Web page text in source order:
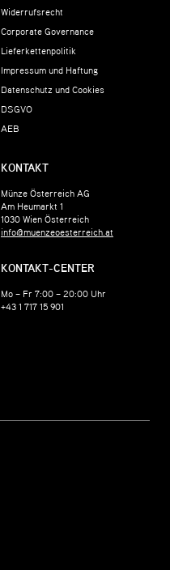
Widerrufsrecht
Corporate Governance
Lieferkettenpolitik
Impressum und Haftung
Datenschutz und Cookies
DSGVO
AEB
KONTAKT
Münze Österreich AG
Am Heumarkt 1
1030 Wien Österreich
info@muenzeoesterreich.at
KONTAKT-CENTER
Mo – Fr 7:00 – 20:00 Uhr
+43 1 717 15 901